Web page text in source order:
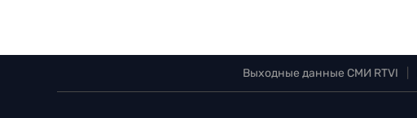
Выходные данные СМИ RTVI